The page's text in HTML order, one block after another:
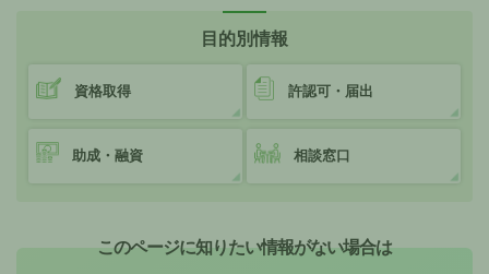
目的別情報
資格取得 許認可・届出
助成・融資 相談窓口
このページに知りたい情報がない場合は